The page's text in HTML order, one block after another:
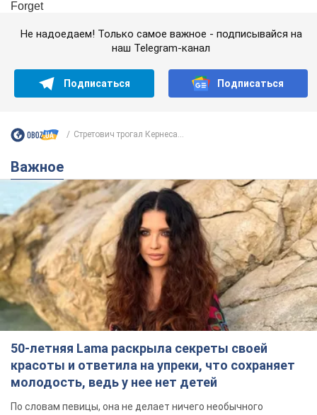
Не надоедаем! Только самое важное - подписывайся на
наш Telegram-канал
Подписаться Подписаться
Стретович трогал Кернеса...
Важное
50-летняя Lama раскрыла секреты своей
красоты и ответила на упреки, что сохраняет
молодость, ведь у нее нет детей
По словам певицы, она не делает ничего необычного